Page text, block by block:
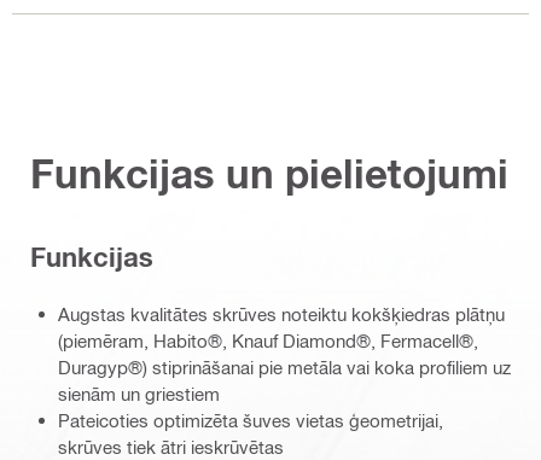
Funkcijas un pielietojumi
Funkcijas
Augstas kvalitātes skrūves noteiktu kokšķiedras plātņu
(piemēram, Habito®, Knauf Diamond®, Fermacell®,
Duragyp®) stiprināšanai pie metāla vai koka profiliem uz
sienām un griestiem
Pateicoties optimizēta šuves vietas ģeometrijai,
skrūves tiek ātri ieskrūvētas